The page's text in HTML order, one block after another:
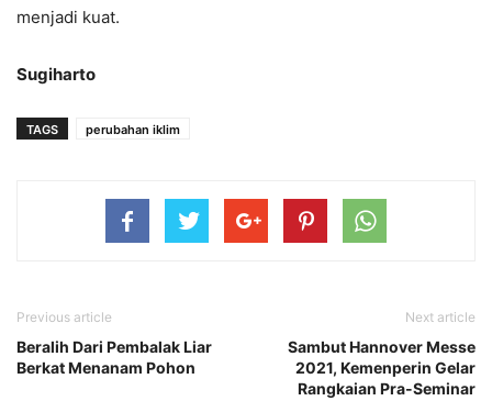
menjadi kuat.
Sugiharto
TAGS perubahan iklim
Previous article
Beralih Dari Pembalak Liar
Berkat Menanam Pohon
Next article
Sambut Hannover Messe
2021, Kemenperin Gelar
Rangkaian Pra-Seminar